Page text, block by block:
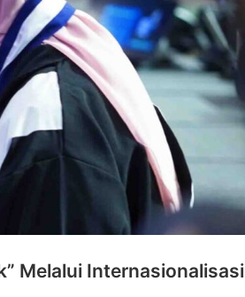
Melalui Internasionalisasi